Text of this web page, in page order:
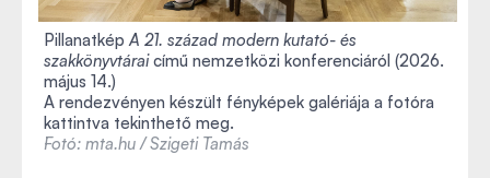
PillanatképA 21. század modern kutató- és
szakkönyvtáraicímű nemzetközi konferenciáról (2026.
május 14.)
A rendezvényen készült fényképek galériája a fotóra
kattintva tekinthető meg.
Fotó: mta.hu / Szigeti Tamás